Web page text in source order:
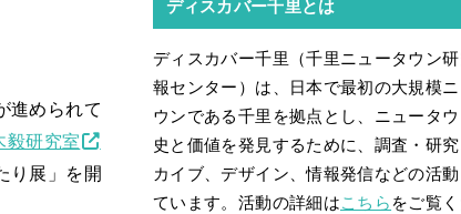
進められて
毅研究室
り展」を開
ディスカバー千里とは
ディスカバー千里（千里ニュータウン
報センター）は、日本で最初の大規模ニ
ウンである千里を拠点とし、ニュータ
史と価値を発見するために、調査・研
カイブ、デザイン、情報発信などの活動
ています。活動の詳細はこちら をご覧く